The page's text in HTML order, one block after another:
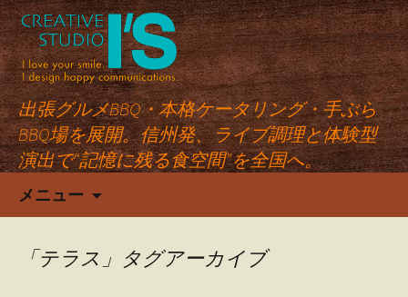
出張グルメBBQ・本格ケータリング・手ぶら
BBQ場を展開。信州発、ライブ調理と体験型
演出で“記憶に残る食空間”を全国へ。
メニュー
「テラス」タグアーカイブ